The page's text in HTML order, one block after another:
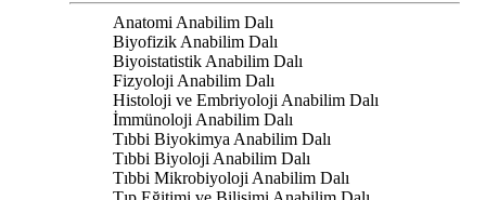
Anatomi Anabilim Dalı
Biyofizik Anabilim Dalı
Biyoistatistik Anabilim Dalı
Fizyoloji Anabilim Dalı
Histoloji ve Embriyoloji Anabilim Dalı
İmmünoloji Anabilim Dalı
Tıbbi Biyokimya Anabilim Dalı
Tıbbi Biyoloji Anabilim Dalı
Tıbbi Mikrobiyoloji Anabilim Dalı